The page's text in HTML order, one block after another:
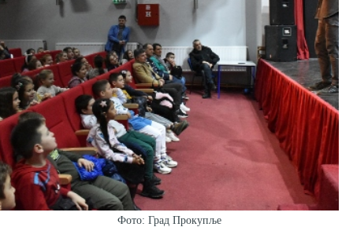
Фото: Град Прокупље